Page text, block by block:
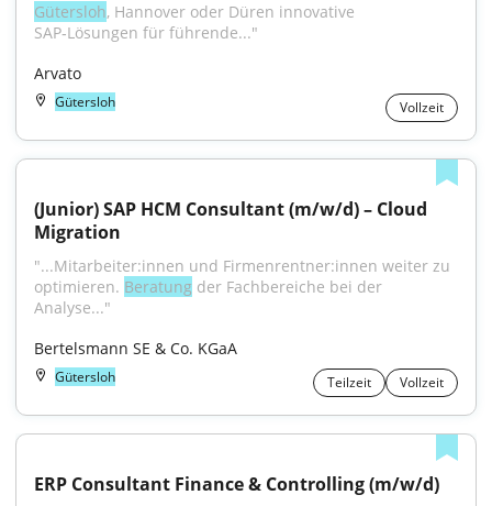
Gütersloh, Hannover oder Düren innovative
SAP‑Lösungen für führende..."
Arvato
Gütersloh Vollzeit
(Junior) SAP HCM Consultant (m/w/d) – Cloud
Migration
"...Mitarbeiter:innen und Firmenrentner:innen weiter zu
optimieren. Beratung der Fachbereiche bei der
Analyse..."
Bertelsmann SE & Co. KGaA
Gütersloh Teilzeit Vollzeit
ERP Consultant Finance & Controlling (m/w/d)